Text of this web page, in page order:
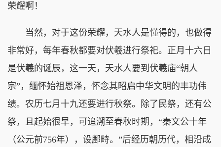
荣耀啊！
当然，对于这份荣耀，天水人是懂得的，也做得
非常好，每年春秋都要对伏羲进行祭祀。正月十六日
是伏羲的诞辰，这一天，天水人要到伏羲庙“朝人
宗”，缅怀始祖恩泽，怀念其昭启中华文明的丰功伟
绩。农历七月十九还要进行秋祭。除了民祭，还有公
祭，且起始很早，可追溯至春秋时期，“秦文公十年
（公元前756年），设鄜畤。”后经历朝历代，相沿成